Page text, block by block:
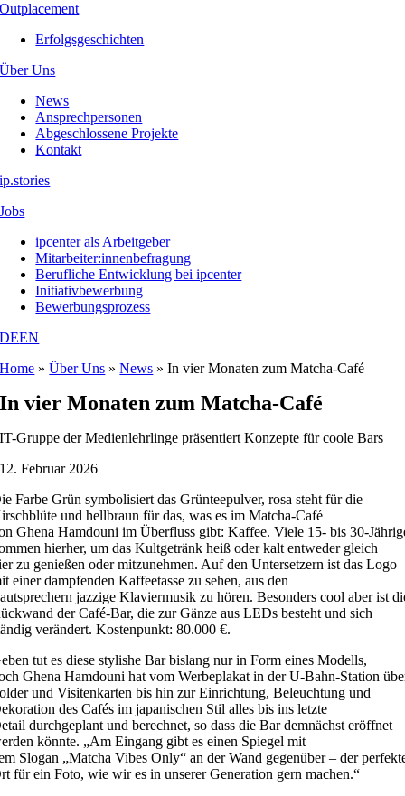
Outplacement
Erfolgsgeschichten
Über Uns
News
Ansprechpersonen
Abgeschlossene Projekte
Kontakt
ip.stories
Jobs
ipcenter als Arbeitgeber
Mitarbeiter:innenbefragung
Berufliche Entwicklung bei ipcenter
Initiativbewerbung
Bewerbungsprozess
DEEN
Home »Über Uns »News »In vier Monaten zum Matcha-Café
In vier Monaten zum Matcha-Café
IT-Gruppe der Medienlehrlinge präsentiert Konzepte für coole Bars
12. Februar 2026
Farbe Grün symbolisiert dasGrünteepulver, rosa steht für die
und hellbraun für das, was es im Matcha-Café
Ghena Hamdouni im Überfluss gibt: Kaffee.Viele 15- bis 30-
hierher, um das Kultgetränk heiß oder kalt entweder gleich
zu genießen odermitzunehmen. Auf den Untersetzern ist das Logo
einerdampfendenKaffeetasse zu sehen, aus den
jazzige Klaviermusik zu hören. Besonders cool aber ist
der Café-Bar, die zur Gänze aus LEDs besteht und sich
verändert. Kostenpunkt: 80.000 €.
tut es diese stylishe Barbislang nur in Form eines Modells,
Ghena Hamdouni hatvomWerbeplakat in der U-Bahn-Station
und Visitenkarten bishinzur Einrichtung, Beleuchtung und
des Cafés im japanischen Stilallesbis ins letzte
durchgeplant und berechnet,sodassdie Bar demnächst eröffnet
könnte. „Am Eingang gibt es einen Spiegelmit
Slogan „Matcha VibesOnly“ an der Wand gegenüber–der
für ein Foto,wie wiresin unserer Generation gernmachen.“